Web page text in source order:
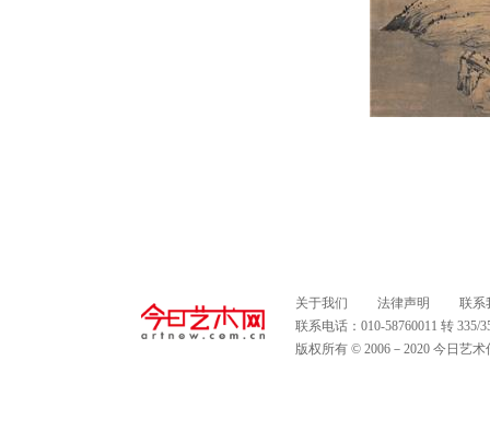
关于我们 法律声明
联系
联系电话：010-58760011 转
版权所有 © 2006－2020 今日艺